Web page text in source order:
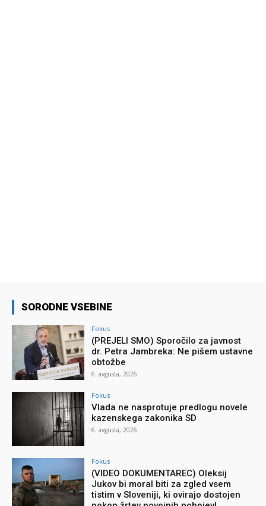
SORODNE VSEBINE
Fokus
(PREJELI SMO) Sporočilo za javnost
dr. Petra Jambreka: Ne pišem ustavne
obtožbe
6. avgusta, 2026
Fokus
Vlada ne nasprotuje predlogu novele
kazenskega zakonika SD
6. avgusta, 2026
Fokus
(VIDEO DOKUMENTAREC) Oleksij
Jukov bi moral biti za zgled vsem
tistim v Sloveniji, ki ovirajo dostojen